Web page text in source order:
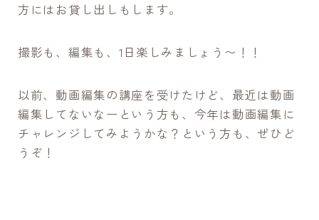
方にはお貸し出しもします。
撮影も、編集も、1日楽しみましょう〜！！
以前、動画編集の講座を受けたけど、最近は動画
編集してないなーという方も、今年は動画編集に
チャレンジしてみようかな？という方も、ぜひど
うぞ！